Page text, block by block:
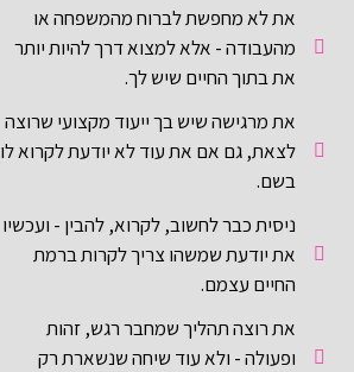
את לא מחפשת לברוח מהמשפחה או
מהעבודה - אלא למצוא דרך להיות יותר
את בתוך החיים שיש לך.
את מרגישה שיש בך ייעוד מקצועי שרוצה
לצאת, גם אם את עוד לא יודעת לקרוא לו
בשם.
ניסית כבר לחשוב, לקרוא, להבין - ועכשיו
את יודעת שמשהו צריך לקרות ברמת
החיים עצמם.
את רוצה תהליך שמחבר רגש, זהות
ופעולה - ולא עוד שיחה שנשארת רק